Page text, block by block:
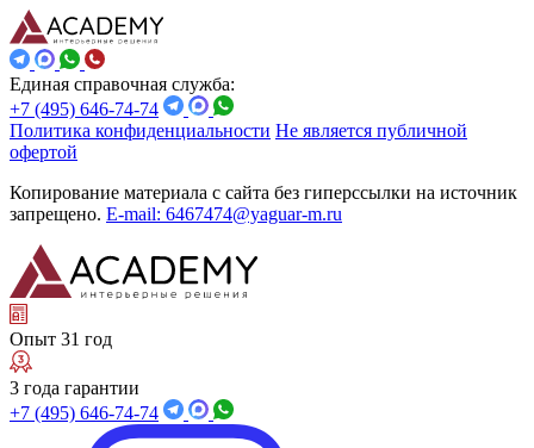
Единая справочная служба:
+7 (495) 646-74-74
Политика конфиденциальности Не является публичной
офертой
Копирование материала с сайта без гиперссылки на источник
запрещено. E-mail: 6467474@yaguar-m.ru
Опыт 31 год
3 года гарантии
+7 (495) 646-74-74